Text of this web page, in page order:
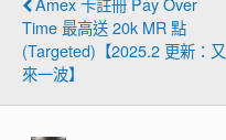
Time 最高送 20k MR 點
(Targeted)【2025.2 更新：又
來一波】